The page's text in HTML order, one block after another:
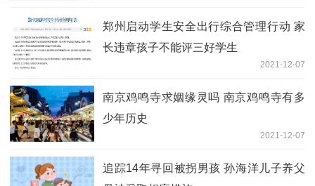
郑州启动学生安全出行综合管理行动 家
长违章孩子不能评三好学生
2021-12-07
南京鸡鸣寺求姻缘灵吗 南京鸡鸣寺有多
少年历史
2021-12-07
追踪14年寻回被拐男孩 孙海洋儿子养父